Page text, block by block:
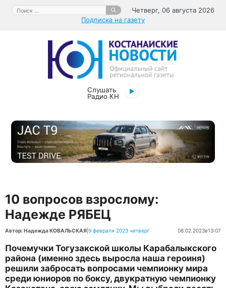
Перейти
содержимому
Поиск:
Четверг, 06 августа 2026
Подписка на газету
Слушать
Радио КН
10 вопросов взрослому:
Надежде РЯБЕЦ
Автор: Надежда КОВАЛЬСКАЯ 9 февраля 2023 четверг 08.02.2023в13:07
Почемучки Тогузакской школы Карабалыкского
района (именно здесь выросла наша героиня)
решили забросать вопросами чемпионку мира
среди юниоров по боксу, двукратную чемпионку